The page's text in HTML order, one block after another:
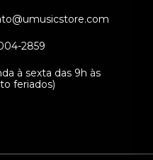
2859
à sexta das 9h às
feriados)